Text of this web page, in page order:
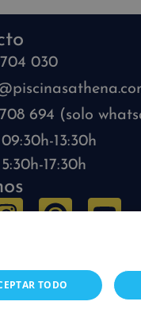
030
694 (solo
13:30h
17:30h
TODO